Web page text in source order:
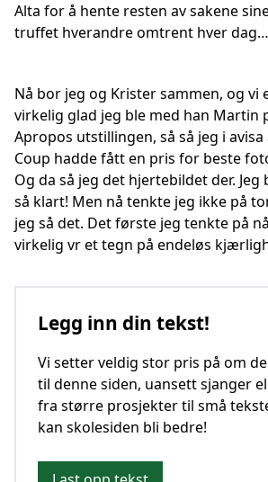
Alta for å hente resten av sakene
truffet hverandre omtrent hver dag…
Nå bor jeg og Krister sammen, og vi
virkelig glad jeg ble med han Martin
Apropos utstillingen, så så jeg i avisa
Coup hadde fått en pris for beste
Og da så jeg det hjertebildet der.
så klart! Men nå tenkte jeg ikke på
jeg så det. Det første jeg tenkte på
virkelig vr et tegn på endeløs
Legg inn din tekst!
Vi setter veldig stor pris på om
til denne siden, uansett sjanger
fra større prosjekter til små
kan skolesiden bli bedre!